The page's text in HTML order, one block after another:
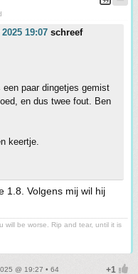
19:07 schreef
een paar dingetjes gemist
en dus twee fout. Ben
keertje.
1.8. Volgens mij wil hij
will be worse. Rip and tear, until it is
@ 19:27 • 64